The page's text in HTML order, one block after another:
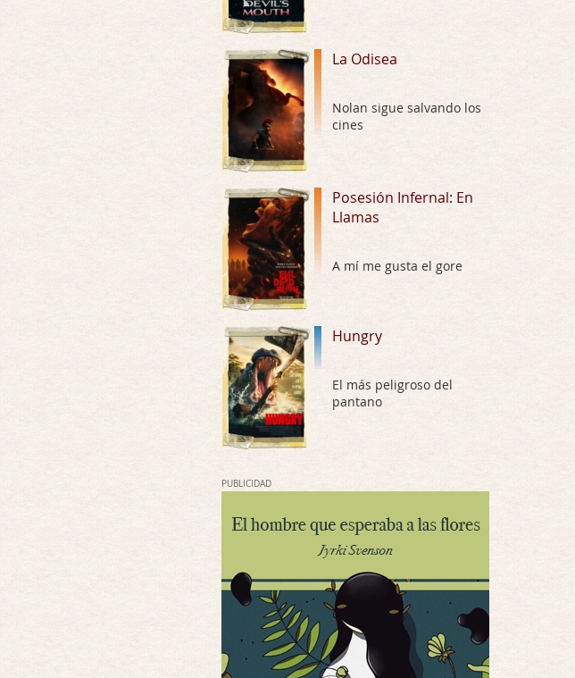
El señor de las moscas
Por: Luar
Hungry
Por: Croc
Las 10 películas gore de Almas
Oscuras
Por: JORDI CRUYFF
Possession
Por: Chupasangre
Mi opinión en su día. Su duracion me ha …
El eslabón podrido
Por: Luar
Possession
Posesión Infernal: En Llamas
Yo justo fui a verla ayer al cine y la ver …
Por encima de tu cadáver
Por: Luar
Interesante cuando avanza, le falta algo d …
La Odisea
Nolan sigue salvando los
cines
Posesión Infernal: En
Llamas
A mí me gusta el gore
Hungry
El más peligroso del
pantano
PUBLICIDAD